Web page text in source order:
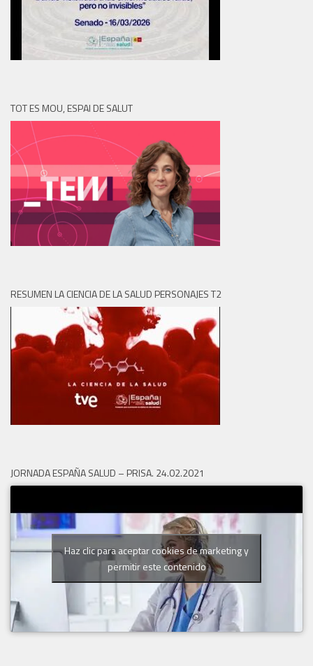
TOT ES MOU, ESPAI DE SALUT
RESUMEN LA CIENCIA DE LA SALUD PERSONAJES T2
JORNADA ESPAÑA SALUD – PRISA. 24.02.2021
Haz clic para aceptar cookies de marketing y
permitir este contenido